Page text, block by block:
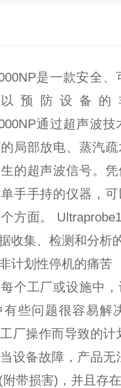
是一款安全
预防设备的
通过超声波
局部放电、蒸汽
的超声波信号。
手手持的仪器，
方面。
收集、检测和分析
计划性停机的痛苦
个工厂或设施中
有些问题很容易解
厂操作而导致的
设备故障，产品
带损害)，并且存